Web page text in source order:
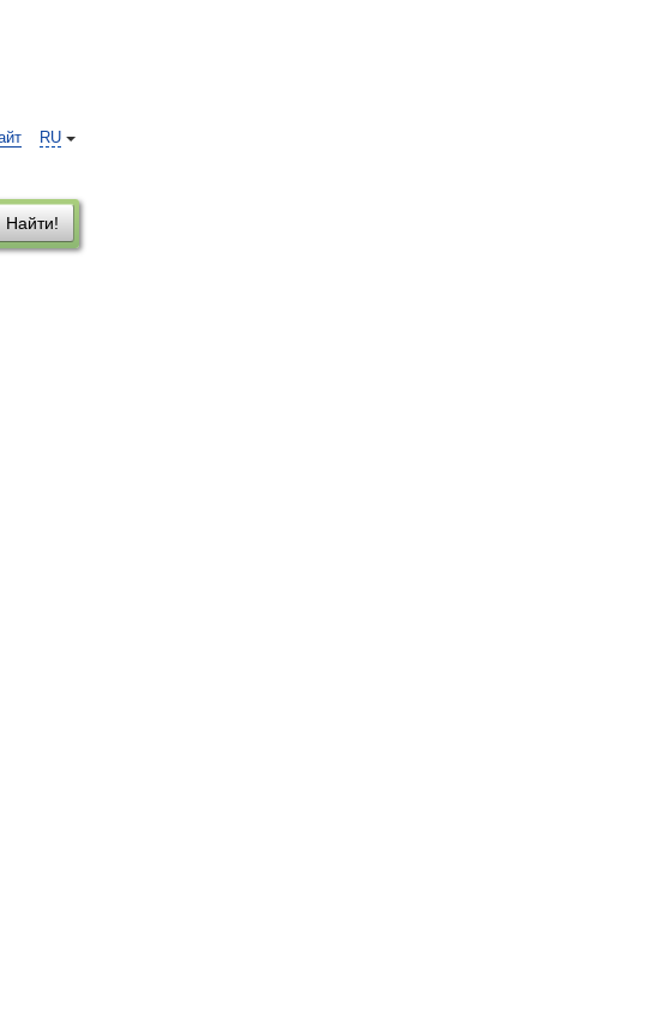
RU
Найти!